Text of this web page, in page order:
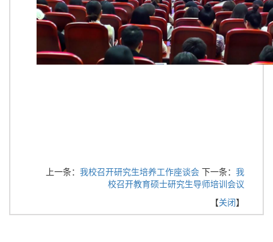
上一条： 我校召开研究生培养工作座谈会 下一条： 我
校召开教育硕士研究生导师培训会议
【关闭】